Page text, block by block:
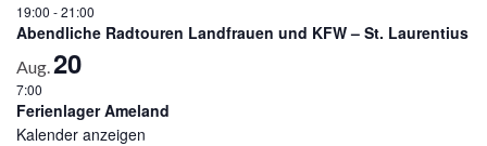
19:00 -21:00
Abendliche Radtouren Landfrauen und KFW – St. Laurentius
Aug.20
7:00
Ferienlager Ameland
Kalender anzeigen